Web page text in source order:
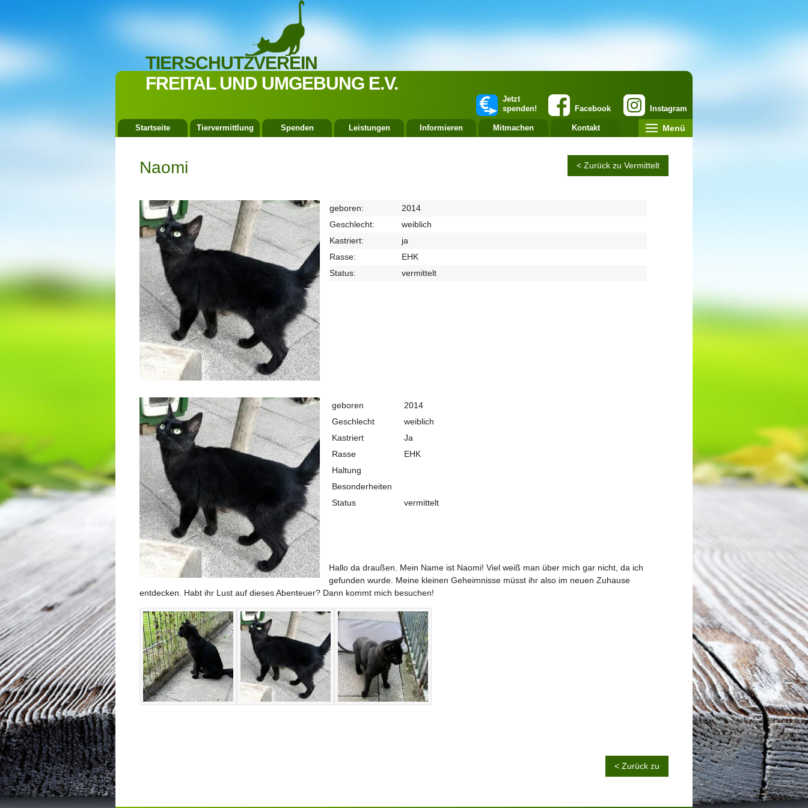
TIERSCHUTZVEREIN
FREITAL UND UMGEBUNG E.V.
Instagram
Facebook
Jetzt
spenden!
Startseite Tiervermittlung Spenden Leistungen Informieren Mitmachen Kontakt Menü
Naomi < Zurück zu Vermittelt
geboren:
2014
Geschlecht:
weiblich
Kastriert:
ja
Rasse:
EHK
Status:
vermittelt
geboren
2014
Geschlecht
weiblich
Kastriert
Ja
Rasse
EHK
Haltung
Besonderheiten
Status
vermittelt
Hallo da draußen. Mein Name ist Naomi! Viel weiß man über mich gar nicht, da ich
gefunden wurde. Meine kleinen Geheimnisse müsst ihr also im neuen Zuhause
entdecken. Habt ihr Lust auf dieses Abenteuer? Dann kommt mich besuchen!
< Zurück zu